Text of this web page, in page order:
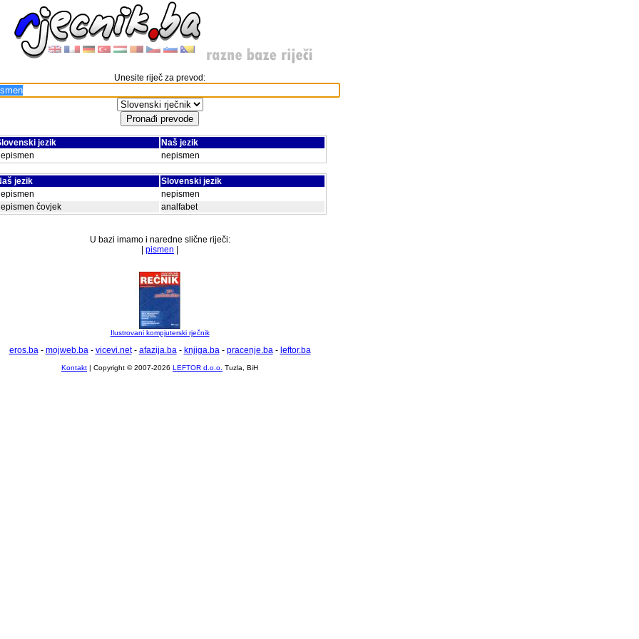
Unesite riječ za prevod:
jezik
Naš jezik
nepismen
jezik
Slovenski jezik
nepismen
čovjek
analfabet
U bazi imamo i naredne slične riječi:
pismen
Ilustrovani kompjuterski rječnik
eros.ba- mojweb.ba- vicevi.net- afazija.ba- knjiga.ba- pracenje.ba- leftor.ba
Kontakt | Copyright © 2007-2026 LEFTOR d.o.o. Tuzla, BiH